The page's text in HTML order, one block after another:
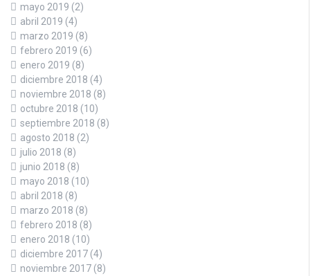
mayo 2019 (2)
abril 2019 (4)
marzo 2019 (8)
febrero 2019 (6)
enero 2019 (8)
diciembre 2018 (4)
noviembre 2018 (8)
octubre 2018 (10)
septiembre 2018 (8)
agosto 2018 (2)
julio 2018 (8)
junio 2018 (8)
mayo 2018 (10)
abril 2018 (8)
marzo 2018 (8)
febrero 2018 (8)
enero 2018 (10)
diciembre 2017 (4)
noviembre 2017 (8)